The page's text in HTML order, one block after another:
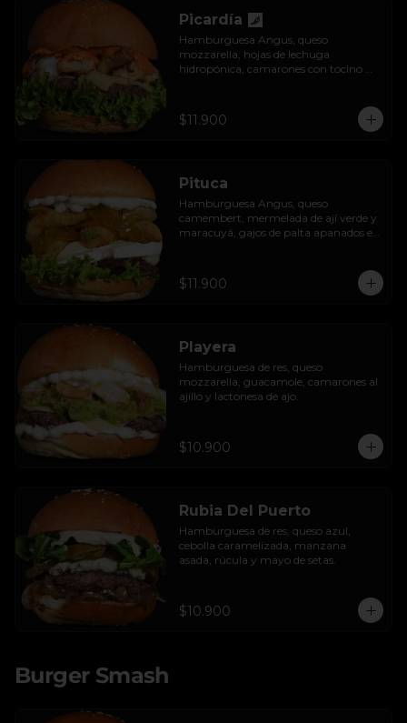
Picardía
Hamburguesa Angus, queso
mozzarella, hojas de lechuga
hidropónica, camarones con tocino
$11.900
Pituca
Hamburguesa Angus, queso
camembert, mermelada de ají verde y
maracuyá, gajos de palta apanados en
$11.900
Playera
Hamburguesa de res, queso
mozzarella, guacamole, camarones al
ajillo y lactonesa de ajo.
$10.900
Rubia Del Puerto
Hamburguesa de res, queso azul,
cebolla caramelizada, manzana
asada, rúcula y mayo de setas.
$10.900
Burger Smash